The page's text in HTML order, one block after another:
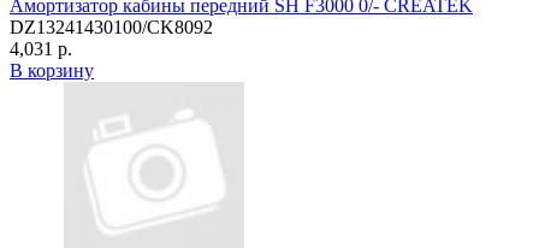
Амортизатор кабины передний SH F3000 0/- CREATEK
DZ13241430100/CK8092
4,031 р.
В корзину